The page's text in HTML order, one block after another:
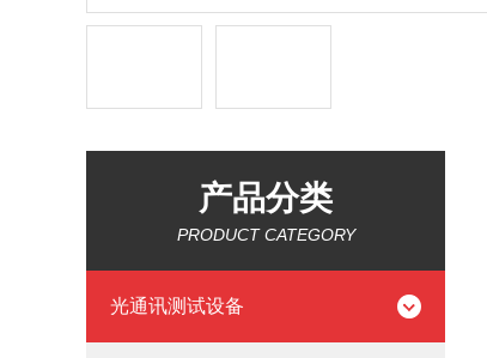
产品分类
PRODUCT CATEGORY
光通讯测试设备